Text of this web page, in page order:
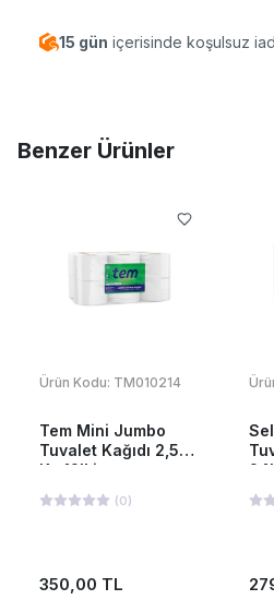
15 gün içerisinde koşulsuz
Benzer Ürünler
Ürün Kodu: TM010214
Tem Mini Jumbo
Tuvalet Kağıdı 2,5
Kg 12'Li
(0)
350,00 TL